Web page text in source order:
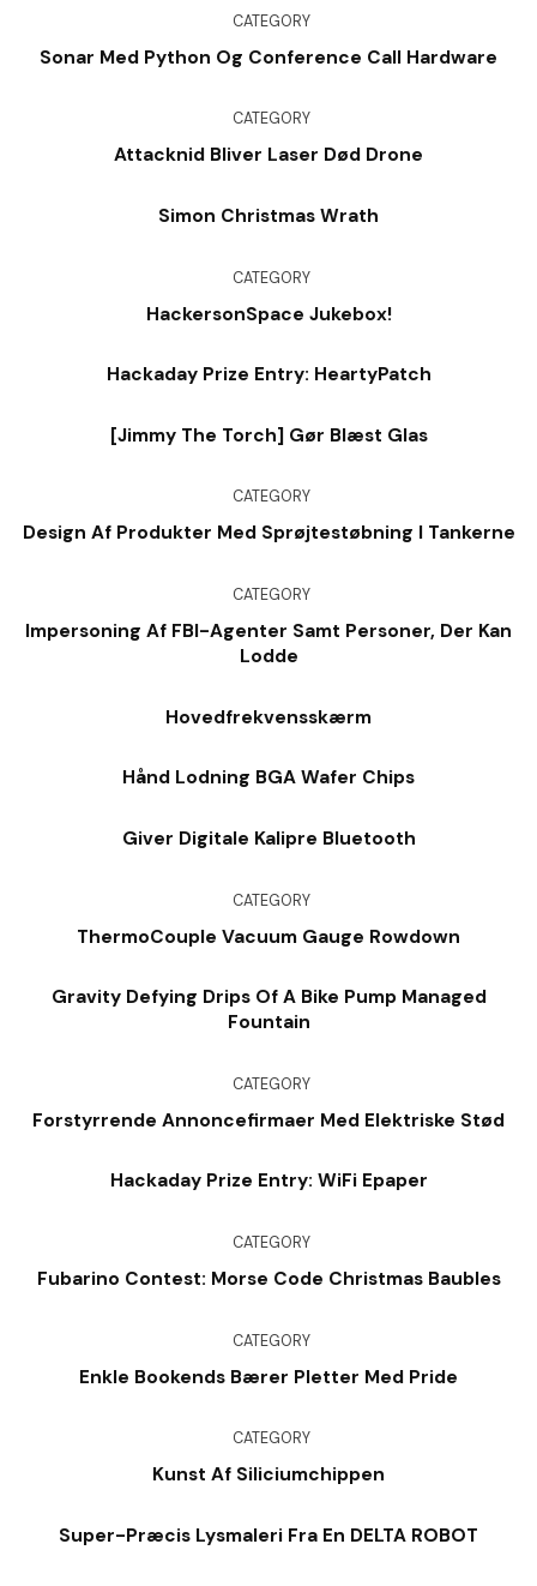
CATEGORY
Sonar Med Python Og Conference Call Hardware
CATEGORY
Attacknid Bliver Laser Død Drone
Simon Christmas Wrath
CATEGORY
HackersonSpace Jukebox!
Hackaday Prize Entry: HeartyPatch
[Jimmy The Torch] Gør Blæst Glas
CATEGORY
Design Af Produkter Med Sprøjtestøbning I Tankerne
CATEGORY
Impersoning Af FBI-Agenter Samt Personer, Der Kan
Lodde
Hovedfrekvensskærm
Hånd Lodning BGA Wafer Chips
Giver Digitale Kalipre Bluetooth
CATEGORY
ThermoCouple Vacuum Gauge Rowdown
Gravity Defying Drips Of A Bike Pump Managed
Fountain
CATEGORY
Forstyrrende Annoncefirmaer Med Elektriske Stød
Hackaday Prize Entry: WiFi Epaper
CATEGORY
Fubarino Contest: Morse Code Christmas Baubles
CATEGORY
Enkle Bookends Bærer Pletter Med Pride
CATEGORY
Kunst Af Siliciumchippen
Super-Præcis Lysmaleri Fra En DELTA ROBOT